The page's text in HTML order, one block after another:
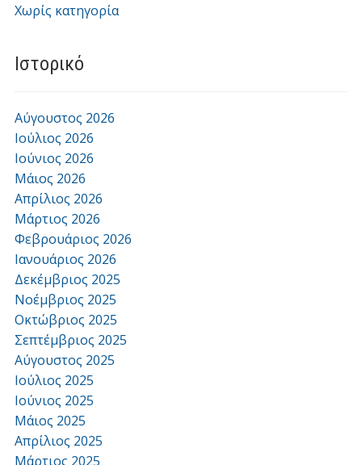
Χωρίς κατηγορία
Ιστορικό
Αύγουστος 2026
Ιούλιος 2026
Ιούνιος 2026
Μάιος 2026
Απρίλιος 2026
Μάρτιος 2026
Φεβρουάριος 2026
Ιανουάριος 2026
Δεκέμβριος 2025
Νοέμβριος 2025
Οκτώβριος 2025
Σεπτέμβριος 2025
Αύγουστος 2025
Ιούλιος 2025
Ιούνιος 2025
Μάιος 2025
Απρίλιος 2025
Μάρτιος 2025